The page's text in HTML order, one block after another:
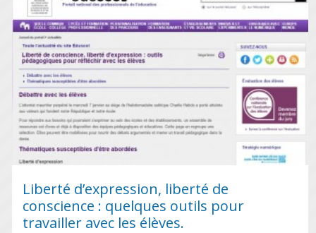
Liberté d’expression, liberté de
conscience : quelques outils pour
travailler avec les élèves.